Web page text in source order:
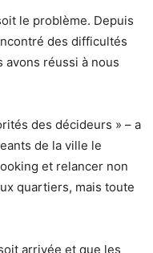
le problème. Depuis
des difficultés
réussi à nous
des décideurs » – a
de la ville le
et relancer non
quartiers, mais toute
arrivée et que les